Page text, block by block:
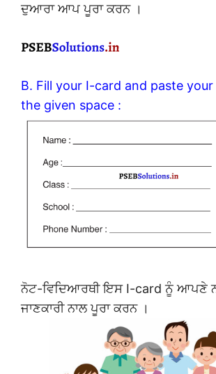
ਦੁਆਰਾ ਆਪ ਪੂਰਾ ਕਰਨ ।
B. Fill your I-card and paste
the given space :
ਨੋਟ-ਵਿਦਿਆਰਥੀ ਇਸ I-card ਨੂੰ ਆਪਣੇ
ਜਾਣਕਾਰੀ ਨਾਲ ਪੂਰਾ ਕਰਨ ।